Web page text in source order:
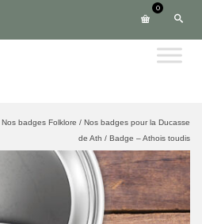
0
Nos badges Folklore / Nos badges pour la Ducasse
de Ath / Badge – Athois toudis